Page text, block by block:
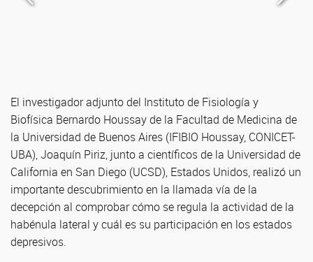
El investigador adjunto del Instituto de Fisiología y
Biofísica Bernardo Houssay de la Facultad de Medicina de
la Universidad de Buenos Aires (IFIBIO Houssay, CONICET-
UBA), Joaquín Piriz, junto a científicos de la Universidad de
California en San Diego (UCSD), Estados Unidos, realizó un
importante descubrimiento en la llamada vía de la
decepción al comprobar cómo se regula la actividad de la
habénula lateral y cuál es su participación en los estados
depresivos.